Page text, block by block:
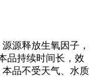
源释放生氧因子，
品持续时间长，效
品不受天气、水质